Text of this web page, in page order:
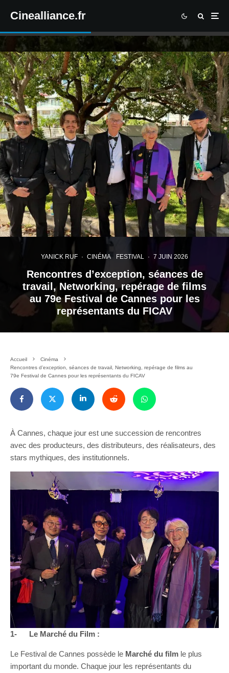
Cinealliance.fr
YANICK RUF · CINÉMA FESTIVAL · 7 JUIN 2026
Rencontres d’exception, séances de
travail, Networking, repérage de films
au 79e Festival de Cannes pour les
représentants du FICAV
Accueil
Cinéma
Rencontres d’exception, séances de travail, Networking, repérage de films au
79e Festival de Cannes pour les représentants du FICAV
À Cannes, chaque jour est une succession de rencontres
avec des producteurs, des distributeurs, des réalisateurs, des
stars mythiques, des institutionnels.
1- Le Marché du Film :
Le Festival de Cannes possède le Marché du film le plus
important du monde. Chaque jour les représentants du